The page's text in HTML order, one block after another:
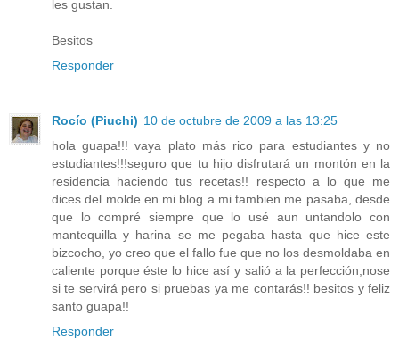
les gustan.
Besitos
Responder
Rocío (Piuchi) 10 de octubre de 2009 a las 13:25
hola guapa!!! vaya plato más rico para estudiantes y no
estudiantes!!!seguro que tu hijo disfrutará un montón en la
residencia haciendo tus recetas!! respecto a lo que me
dices del molde en mi blog a mi tambien me pasaba, desde
que lo compré siempre que lo usé aun untandolo con
mantequilla y harina se me pegaba hasta que hice este
bizcocho, yo creo que el fallo fue que no los desmoldaba en
caliente porque éste lo hice así y salió a la perfección,nose
si te servirá pero si pruebas ya me contarás!! besitos y feliz
santo guapa!!
Responder